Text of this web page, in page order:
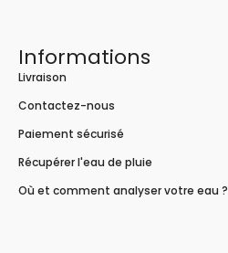
Informations
Livraison
Contactez-nous
Paiement sécurisé
Récupérer l'eau de pluie
Où et comment analyser votre eau ?